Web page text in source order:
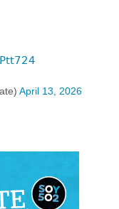
April 13, 2026